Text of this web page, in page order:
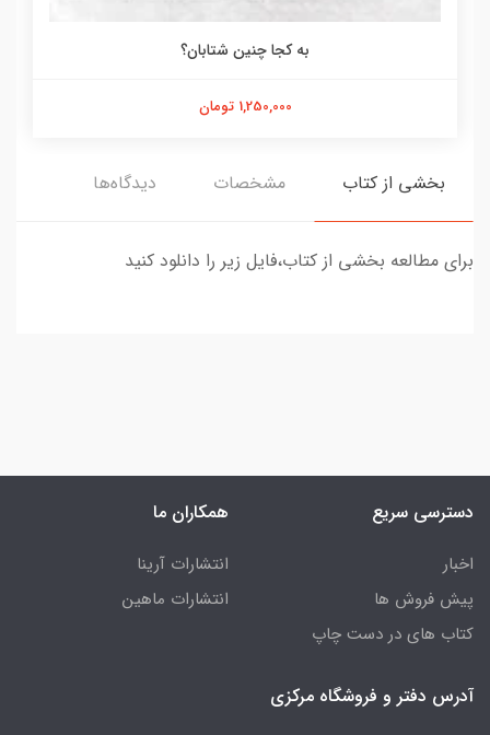
به کجا چنین شتابان؟
1,250,000 تومان
بخشی از کتاب مشخصات دیدگاه‌ها
برای مطالعه بخشی از کتاب،فایل زیر را دانلود کنید
دسترسی سریع
اخبار
پیش فروش ها
کتاب های در دست چاپ
همکاران ما
انتشارات آرینا
انتشارات ماهین
آدرس دفتر و فروشگاه مرکزی